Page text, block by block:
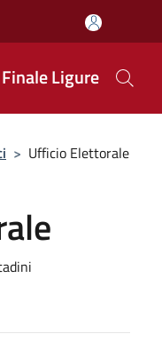
Ligure
> Ufficio Elettorale